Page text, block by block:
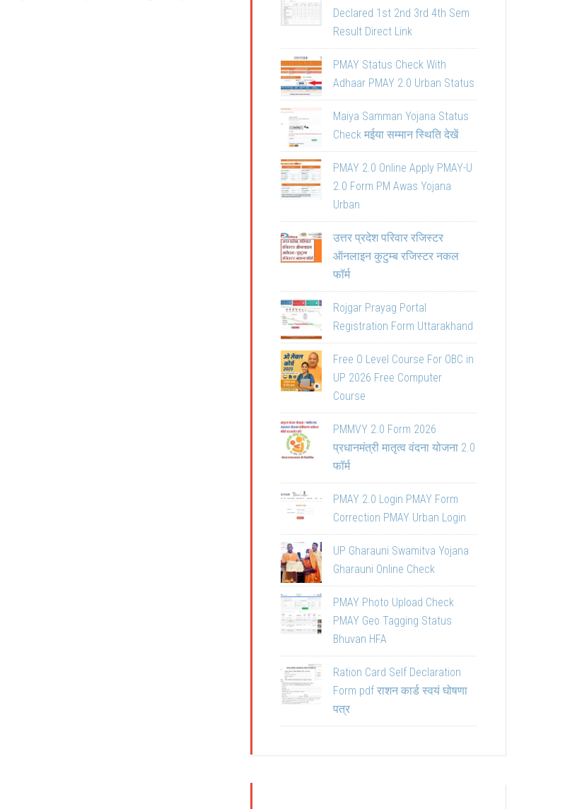
Declared 1st 2nd 3rd 4th Sem
Result Direct Link
PMAY Status Check With
Adhaar PMAY 2.0 Urban Status
Maiya Samman Yojana Status
Check मईया सम्मान स्थिति देखें
PMAY 2.0 Online Apply PMAY-U
2.0 Form PM Awas Yojana
Urban
उत्तर प्रदेश परिवार रजिस्टर
ऑनलाइन कुटुम्ब रजिस्टर नकल
फॉर्म
Rojgar Prayag Portal
Registration Form Uttarakhand
Free O Level Course For OBC in
UP 2026 Free Computer
Course
PMMVY 2.0 Form 2026
प्रधानमंत्री मातृत्व वंदना योजना 2.0
फॉर्म
PMAY 2.0 Login PMAY Form
Correction PMAY Urban Login
UP Gharauni Swamitva Yojana
Gharauni Online Check
PMAY Photo Upload Check
PMAY Geo Tagging Status
Bhuvan HFA
Ration Card Self Declaration
Form pdf राशन कार्ड स्वयं घोषणा
पत्र